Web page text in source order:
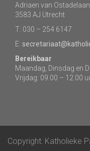
Adriaen van
3583 AJ Utrecht
T: 030 – 254 6147
E:
Bereikbaar
Maandag, Dinsdag en
Vrijdag: 09.00 – 12.00
Copyright: Katholieke